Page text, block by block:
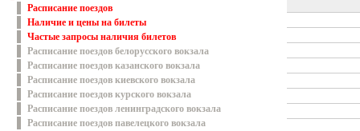
Расписание поездов
Наличие и цены на билеты
Частые запросы наличия билетов
Расписание поездов белорусского вокзала
Расписание поездов казанского вокзала
Расписание поездов киевского вокзала
Расписание поездов курского вокзала
Расписание поездов ленинградского вокзала
Расписание поездов павелецкого вокзала